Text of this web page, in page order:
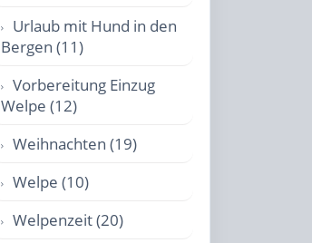
Urlaub mit Hund in den
Bergen (11)
Vorbereitung Einzug
Welpe (12)
Weihnachten (19)
Welpe (10)
Welpenzeit (20)